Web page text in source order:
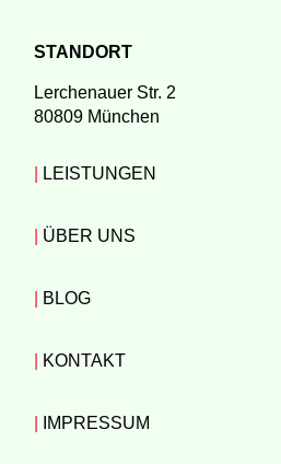
STANDORT
Lerchenauer Str. 2
80809 München
LEISTUNGEN
ÜBER UNS
BLOG
KONTAKT
IMPRESSUM